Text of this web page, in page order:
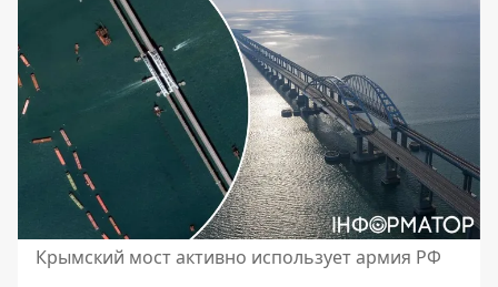
Крымский мост активно использует армия РФ